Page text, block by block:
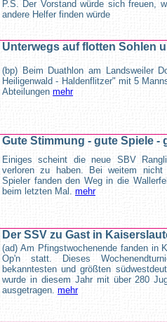
P.S. Der Vorstand würde sich freuen,
andere Helfer finden würde
Unterwegs auf flotten Sohlen
(bp) Beim Duathlon am Landsweiler
Heiligenwald - Haldenflitzer" mit 5
Abteilungen mehr
Gute Stimmung - gute Spiele -
Einiges scheint die neue SBV
verloren zu haben. Bei weitem
Spieler fanden den Weg in die
beim letzten Mal. mehr
Der SSV zu Gast in
(ad) Am Pfingstwochenende fanden in
Op'n statt. Dieses
bekanntesten und größten
wurde in diesem Jahr mit über 280
ausgetragen. mehr